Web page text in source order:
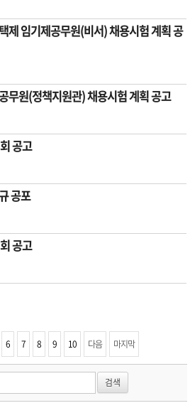
제 임기제공무원(비서) 채용시험 계획 공
무원(정책지원관) 채용시험 계획 공고
공고
공포
공고
6 7 8 9 10 다음 마지막